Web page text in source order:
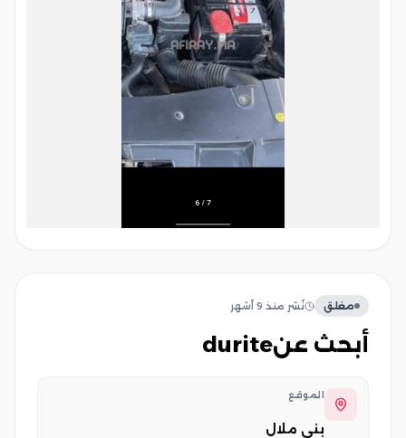
مغلق نُشر منذ 9 أشهر
أبحث عنdurite
الموقع
بني ملال‎